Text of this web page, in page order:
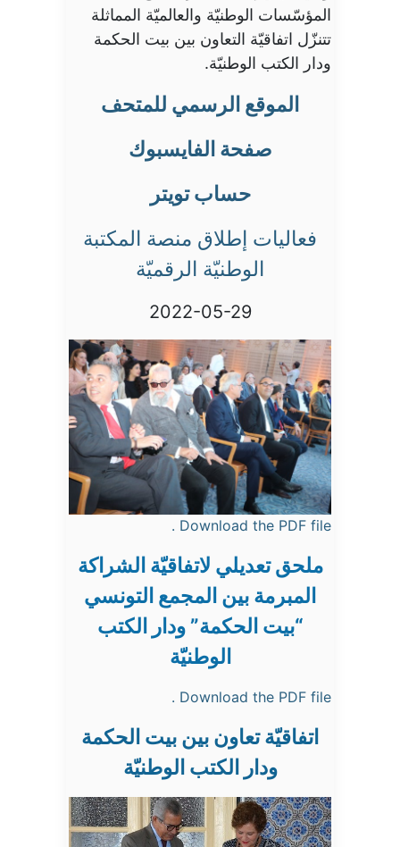
المؤسّسات الوطنيّة والعالميّة المماثلة
تتنزّل اتفاقيّة التعاون بين بيت الحكمة
ودار الكتب الوطنيّة.
الموقع الرسمي للمتحف
صفحة الفايسبوك
حساب تويتر
فعاليات إطلاق منصة المكتبة
الوطنيّة الرقميّة
2022-05-29
Download the PDF file .
ملحق تعديلي لاتفاقيّة الشراكة
المبرمة بين المجمع التونسي
“بيت الحكمة” ودار الكتب
الوطنيّة
Download the PDF file .
اتفاقيّة تعاون بين بيت الحكمة
ودار الكتب الوطنيّة